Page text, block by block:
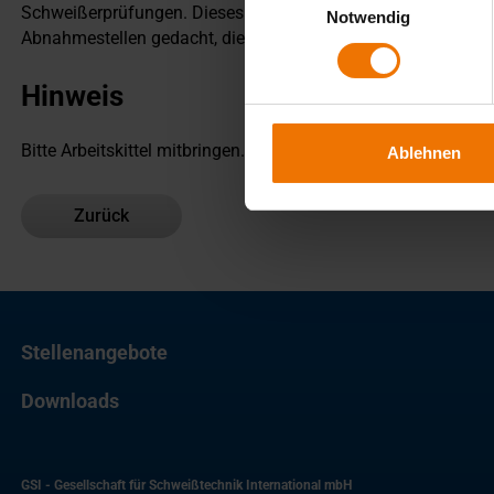
Notwendig
Ablehnen
Schweißerprüfungen. Dieses Praxisseminar ist für alle
Abnahmestellen gedacht, die für die Beurteilung von
Hinweis
Bitte Arbeitskittel mitbringen.
Zurück
Stellenangebote
Downloads
GSI - Gesellschaft für Schweißtechnik International mbH